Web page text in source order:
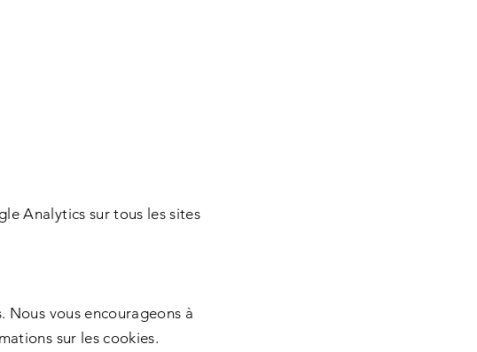
Analytics sur tous les sites
vous encourageons à
sur les cookies.